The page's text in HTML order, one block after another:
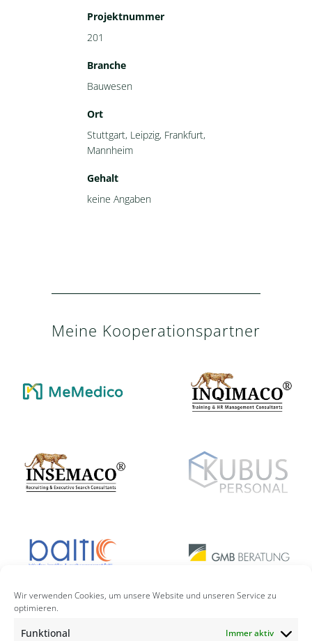
Wir verwenden Cookies, um unsere Website und unseren Service zu
optimieren.
Funktional Immer aktiv
Projektnummer
201
Branche
Bauwesen
Ort
Stuttgart, Leipzig, Frankfurt,
Mannheim
Gehalt
keine Angaben
Meine Kooperationspartner